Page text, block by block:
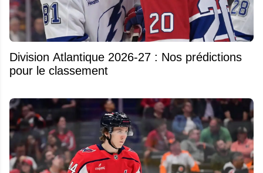
Division Atlantique 2026-27 : Nos prédictions
pour le classement